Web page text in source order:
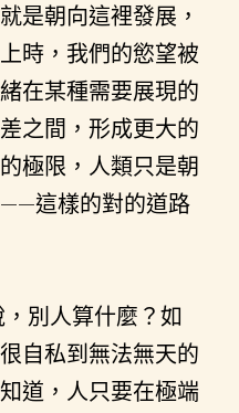
是朝向這裡發展，
時，我們的慾望被
在某種需要展現的
之間，形成更大的
極限，人類只是朝
這樣的對的道路
別人算什麼？如
自私到無法無天的
道，人只要在極端